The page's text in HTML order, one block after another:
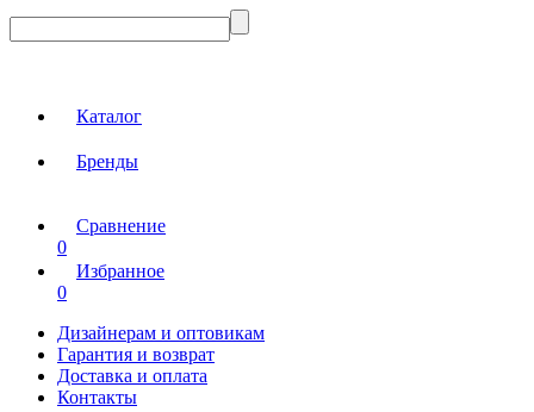
Каталог
Бренды
Сравнение
0
Избранное
0
Дизайнерам и оптовикам
Гарантия и возврат
Доставка и оплата
Контакты